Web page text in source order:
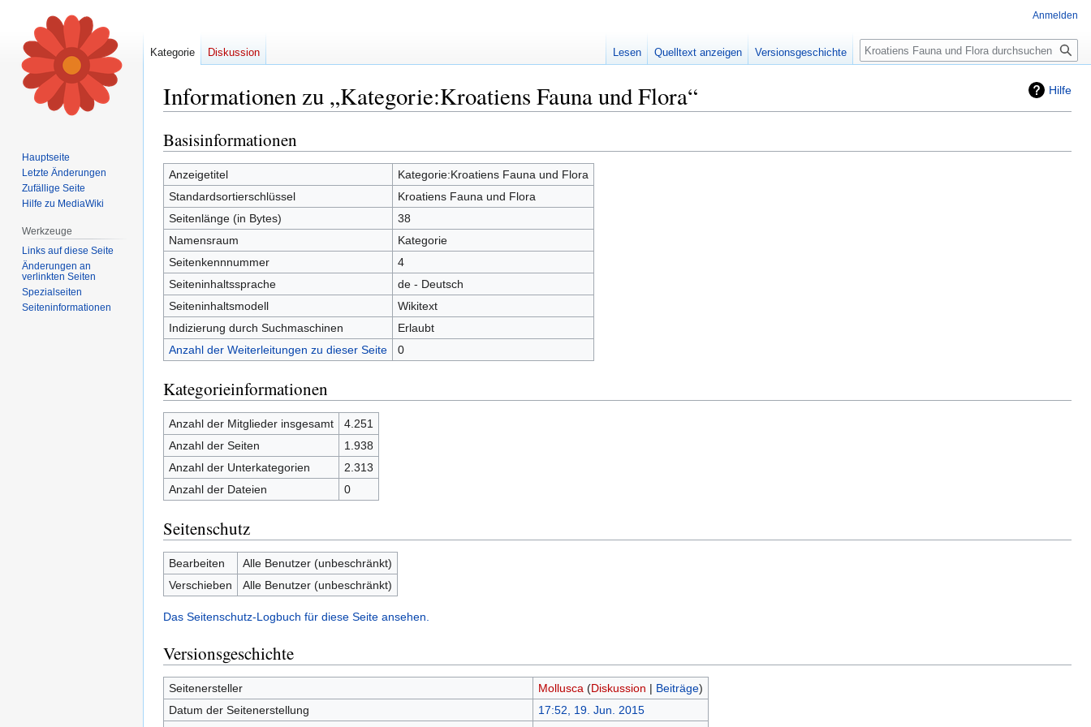
Hilfe
Informationen zu „Kategorie:Kroatiens Fauna und Flora“
Zur
Navigation
springen
Zur
Suche
springen
Basisinformationen
Anzeigetitel
Kategorie:Kroatiens Fauna und Flora
Standardsortierschlüssel
Kroatiens Fauna und Flora
Seitenlänge (in Bytes)
38
Namensraum
Kategorie
Seitenkennnummer
4
Seiteninhaltssprache
de - Deutsch
Seiteninhaltsmodell
Wikitext
Indizierung durch Suchmaschinen
Erlaubt
Anzahl der Weiterleitungen zu dieser Seite
0
Kategorieinformationen
Anzahl der Mitglieder insgesamt
4.251
Anzahl der Seiten
1.938
Anzahl der Unterkategorien
2.313
Anzahl der Dateien
0
Seitenschutz
Bearbeiten
Alle Benutzer (unbeschränkt)
Verschieben
Alle Benutzer (unbeschränkt)
Das Seitenschutz-Logbuch für diese Seite ansehen.
Versionsgeschichte
Seitenersteller Mollusca (Diskussion | Beiträge)
Datum der Seitenerstellung
17:52, 19. Jun. 2015
Anmelden
Kategorie Diskussion Lesen Quelltext anzeigen Versionsgeschichte Suche
Hauptseite
Letzte Änderungen
Zufällige Seite
Hilfe zu MediaWiki
Werkzeuge
Links auf diese Seite
Änderungen an
verlinkten Seiten
Spezialseiten
Seiten­informationen